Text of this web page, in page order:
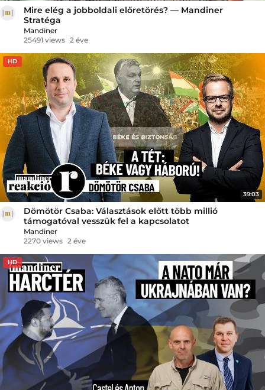
Mire elég a jobboldali előretörés? — Mandiner
Stratéga
Mandiner
25491 views 2 éve
HD
39:03
Dömötör Csaba: Választások előtt több millió
támogatóval vesszük fel a kapcsolatot
Mandiner
2270 views 2 éve
HD